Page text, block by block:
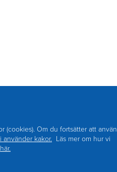
(cookies). Om du fortsätter att
använder kakor. Läs mer om hur vi
här.